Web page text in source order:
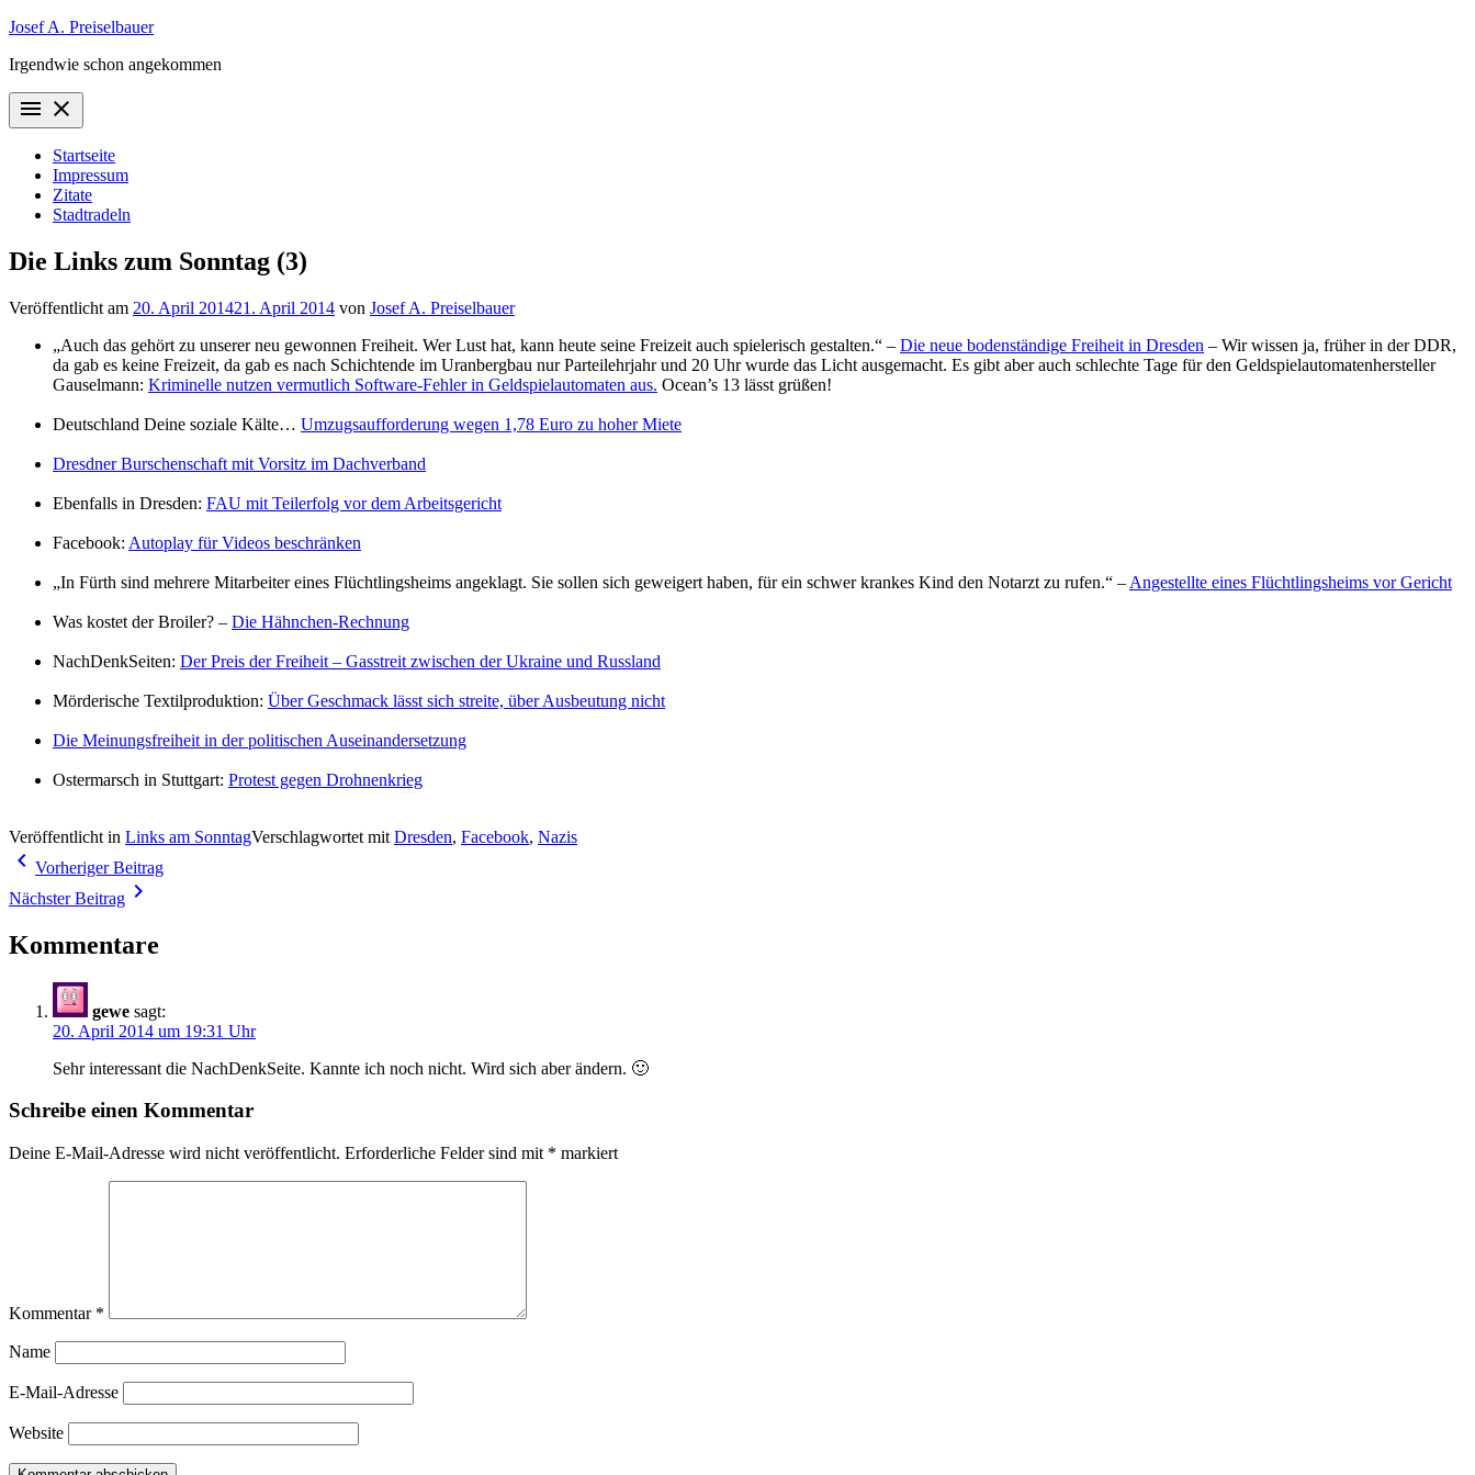
Zum
springen
Josef A. Preiselbauer
Irgendwie schon angekommen
menu close
Startseite
Impressum
Zitate
Stadtradeln
Die Links zum Sonntag (3)
Veröffentlicht am 20. April 201421. April 2014 von Josef A. Preiselbauer
„Auch das gehört zu unserer neu gewonnen Freiheit. Wer Lust hat, kann heute seine Freizeit auch spielerisch gestalten.“ – Die neue bodenständige Freiheit in Dresden – Wir wissen ja, früher in der DDR,
da gab es keine Freizeit, da gab es nach Schichtende im Uranbergbau nur Parteilehrjahr und 20 Uhr wurde das Licht ausgemacht. Es gibt aber auch schlechte Tage für den Geldspielautomatenhersteller
Gauselmann: Kriminelle nutzen vermutlich Software-Fehler in Geldspielautomaten aus. Ocean’s 13 lässt grüßen!
Deutschland Deine soziale Kälte… Umzugsaufforderung wegen 1,78 Euro zu hoher Miete
Dresdner Burschenschaft mit Vorsitz im Dachverband
Ebenfalls in Dresden: FAU mit Teilerfolg vor dem Arbeitsgericht
Facebook: Autoplay für Videos beschränken
„In Fürth sind mehrere Mitarbeiter eines Flüchtlingsheims angeklagt. Sie sollen sich geweigert haben, für ein schwer krankes Kind den Notarzt zu rufen.“ – Angestellte eines Flüchtlingsheims vor Gericht
Was kostet der Broiler? – Die Hähnchen-Rechnung
NachDenkSeiten: Der Preis der Freiheit – Gasstreit zwischen der Ukraine und Russland
Mörderische Textilproduktion: Über Geschmack lässt sich streite, über Ausbeutung nicht
Die Meinungsfreiheit in der politischen Auseinandersetzung
Ostermarsch in Stuttgart: Protest gegen Drohnenkrieg
Veröffentlicht in Links am SonntagVerschlagwortet mit Dresden, Facebook, Nazis
Beitragsnavigation
navigate_before Vorheriger Beitrag
Nächster Beitrag navigate_next
Kommentare
gewe sagt:
20. April 2014 um 19:31 Uhr
Sehr interessant die NachDenkSeite. Kannte ich noch nicht. Wird sich aber ändern. 🙂
Schreibe einen Kommentar
Deine E-Mail-Adresse wird nicht veröffentlicht. Erforderliche Felder sind mit * markiert
Kommentar *
Name
E-Mail-Adresse
Website